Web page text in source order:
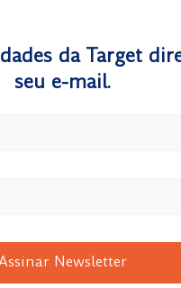
da Target
seu e-mail.
Newsletter